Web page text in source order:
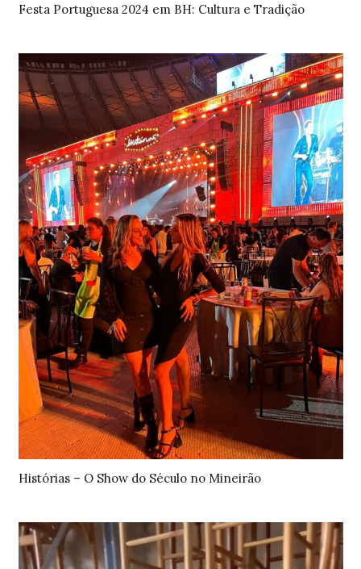
Festa Portuguesa 2024 em BH: Cultura e Tradição
Histórias – O Show do Século no Mineirão